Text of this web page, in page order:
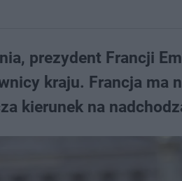
prezydent Francji
kraju. Francja ma
kierunek na